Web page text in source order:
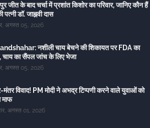
जीत के बाद चर्चा में प्रशांत किशोर का परिवार, जानिए कौन हैं
पत्नी डॉ. जाह्नवी दास
अगस्त 05, 2026
नशीली चाय बेचने की शिकायत पर FDA का
चाय का सैंपल जांच के लिए भेजा
अगस्त 05, 2026
विवाद! PM मोदी ने अभद्र टिप्पणी करने वाले युवाओं को
माफ
अगस्त 01, 2026